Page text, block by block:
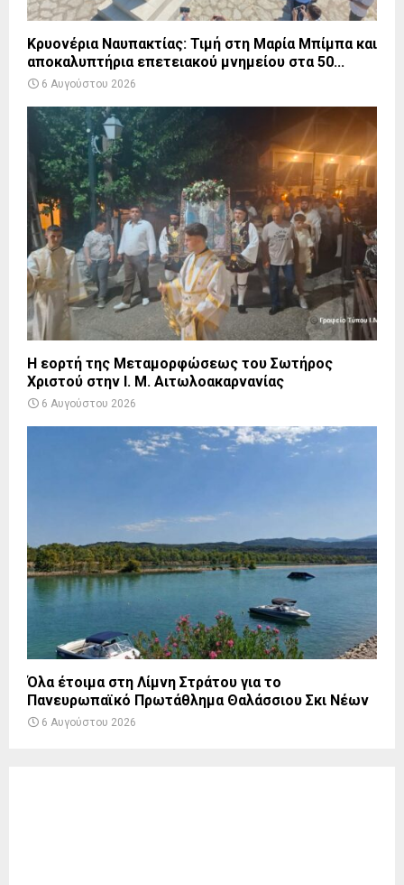
Κρυονέρια Ναυπακτίας: Τιμή στη Μαρία Μπίμπα και
αποκαλυπτήρια επετειακού μνημείου στα 50...
6 Αυγούστου 2026
Η εορτή της Μεταμορφώσεως του Σωτήρος
Χριστού στην Ι. Μ. Αιτωλοακαρνανίας
6 Αυγούστου 2026
Όλα έτοιμα στη Λίμνη Στράτου για το
Πανευρωπαϊκό Πρωτάθλημα Θαλάσσιου Σκι Νέων
6 Αυγούστου 2026